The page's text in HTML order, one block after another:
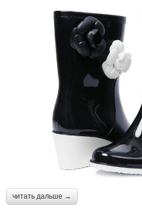
читать дальше →